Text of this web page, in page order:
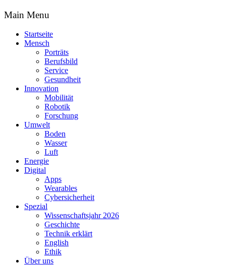
Main Menu
Startseite
Mensch
Porträts
Berufsbild
Service
Gesundheit
Innovation
Mobilität
Robotik
Forschung
Umwelt
Boden
Wasser
Luft
Energie
Digital
Apps
Wearables
Cybersicherheit
Spezial
Wissenschaftsjahr 2026
Geschichte
Technik erklärt
English
Ethik
Über uns